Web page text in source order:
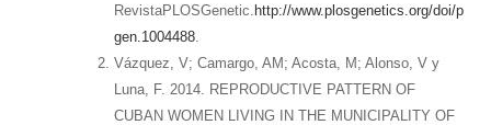
RevistaPLOSGenetic. http://www.plosgenetics.org/doi/p
gen.1004488
Vázquez, V; Camargo, AM; Acosta, M; Alonso, V y
Luna, F. 2014. REPRODUCTIVE PATTERN OF
CUBAN WOMEN LIVING IN THE MUNICIPALITY OF